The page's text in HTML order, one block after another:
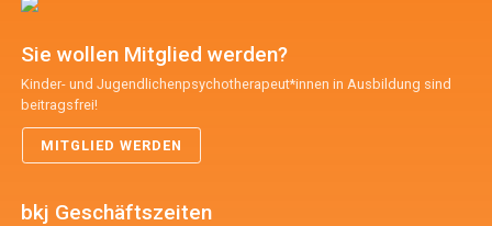
Sie wollen Mitglied werden?
Kinder- und Jugendlichenpsychotherapeut*innen in Ausbildung sind
beitragsfrei!
MITGLIED WERDEN
bkj Geschäftszeiten